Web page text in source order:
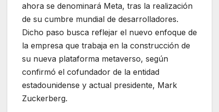
ahora se denominará Meta, tras la realización
de su cumbre mundial de desarrolladores.
Dicho paso busca reflejar el nuevo enfoque de
la empresa que trabaja en la construcción de
su nueva plataforma metaverso, según
confirmó el cofundador de la entidad
estadounidense y actual presidente, Mark
Zuckerberg.